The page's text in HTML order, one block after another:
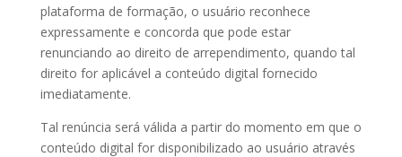
plataforma de formação, o usuário reconhece
expressamente e concorda que pode estar
renunciando ao direito de arrependimento, quando tal
direito for aplicável a conteúdo digital fornecido
imediatamente.
Tal renúncia será válida a partir do momento em que o
conteúdo digital for disponibilizado ao usuário através